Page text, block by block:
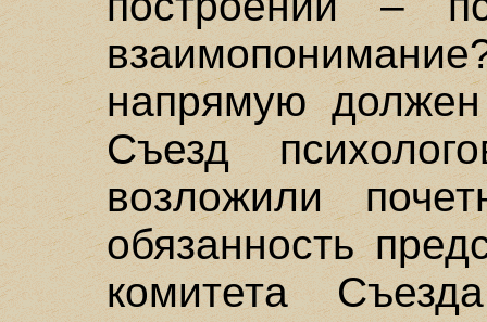
напрямую
Съезд
возложили
обязанность
комитета